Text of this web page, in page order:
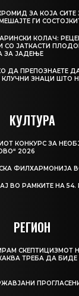
ЗА КОЈА СИТЕ
ГИ
КОЛАЧ:
СО ЈАТКАСТИ
ЗА ЈАДЕЊЕ
ДА ПРЕПОЗНАЕТЕ
КЛУЧНИ ЗНАЦИ ШТО
КУЛТУРА
КОНКУРС ЗА
2026
ФИЛХАРМОНИЈА
ВО РАМКИТЕ НА
РЕГИОН
СКЕПТИЦИЗМОТ
ТРЕБА ДА